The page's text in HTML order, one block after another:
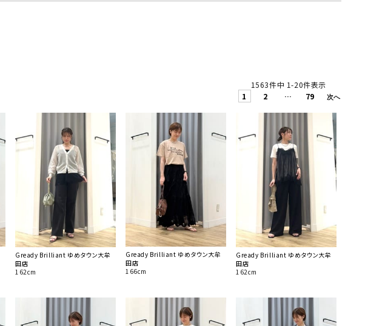
1563件中 1-20件表示
1
2 … 79
Gready Brilliant ゆめタウン大牟
田店
162cm
Gready Brilliant ゆめタウン大牟
田店
166cm
Gready Brilliant ゆめタウン大牟
田店
162cm